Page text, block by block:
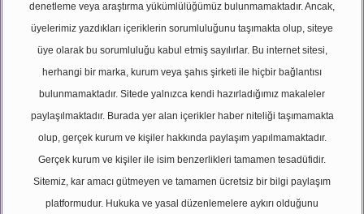
denetleme veya araştırma yükümlülüğümüz bulunmamaktadır. Ancak,
üyelerimiz yazdıkları içeriklerin sorumluluğunu taşımakta olup, siteye
üye olarak bu sorumluluğu kabul etmiş sayılırlar. Bu internet sitesi,
herhangi bir marka, kurum veya şahıs şirketi ile hiçbir bağlantısı
bulunmamaktadır. Sitede yalnızca kendi hazırladığımız makaleler
paylaşılmaktadır. Burada yer alan içerikler haber niteliği taşımamakta
olup, gerçek kurum ve kişiler hakkında paylaşım yapılmamaktadır.
Gerçek kurum ve kişiler ile isim benzerlikleri tamamen tesadüfidir.
Sitemiz, kar amacı gütmeyen ve tamamen ücretsiz bir bilgi paylaşım
platformudur. Hukuka ve yasal düzenlemelere aykırı olduğunu